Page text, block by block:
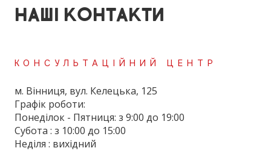
НАШІ КОНТАКТИ
КОНСУЛЬТАЦІЙНИЙ ЦЕНТР
м. Вінниця, вул. Келецька, 125
Графік роботи:
Понеділок - Пятниця: з 9:00 до 19:00
Субота : з 10:00 до 15:00
Неділя : вихідний